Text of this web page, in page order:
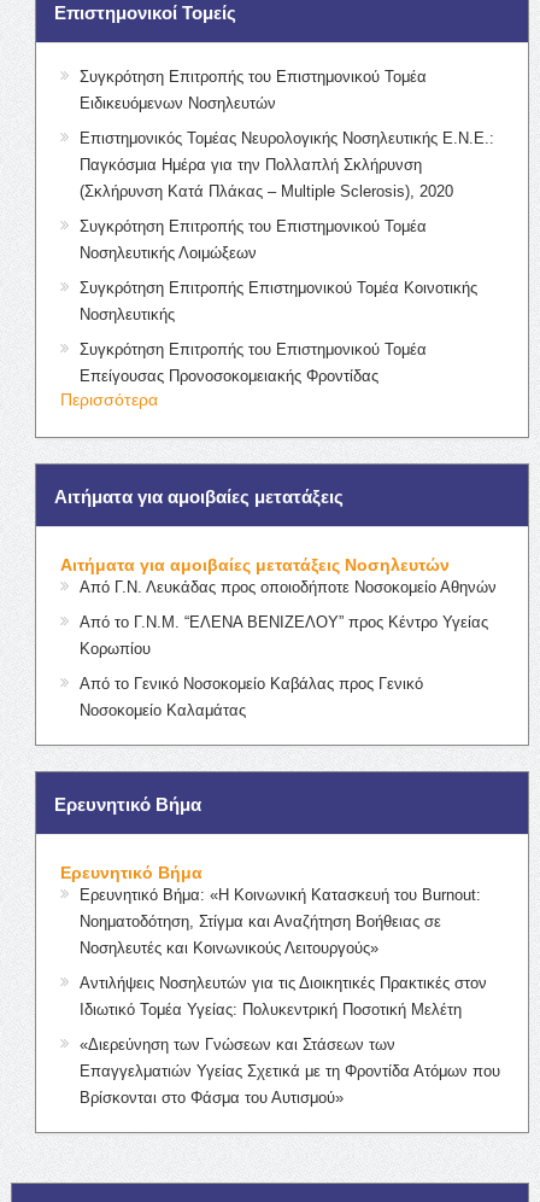
Επιστημονικοί Τομείς
Συγκρότηση Επιτροπής του Επιστημονικού Τομέα
Ειδικευόμενων Νοσηλευτών
Επιστημονικός Τομέας Νευρολογικής Νοσηλευτικής Ε.Ν.Ε.:
Παγκόσμια Ημέρα για την Πολλαπλή Σκλήρυνση
(Σκλήρυνση Κατά Πλάκας – Multiple Sclerosis), 2020
Συγκρότηση Επιτροπής του Επιστημονικού Τομέα
Νοσηλευτικής Λοιμώξεων
Συγκρότηση Επιτροπής Επιστημονικού Τομέα Κοινοτικής
Νοσηλευτικής
Συγκρότηση Επιτροπής του Επιστημονικού Τομέα
Επείγουσας Προνοσοκομειακής Φροντίδας
Περισσότερα
Αιτήματα για αμοιβαίες μετατάξεις
Αιτήματα για αμοιβαίες μετατάξεις Νοσηλευτών
Από Γ.Ν. Λευκάδας προς οποιοδήποτε Νοσοκομείο Αθηνών
Από το Γ.Ν.Μ. “ΕΛΕΝΑ ΒΕΝΙΖΕΛΟΥ” προς Κέντρο Υγείας
Κορωπίου
Από το Γενικό Νοσοκομείο Καβάλας προς Γενικό
Νοσοκομείο Καλαμάτας
Ερευνητικό Βήμα
Ερευνητικό Βήμα
Ερευνητικό Βήμα: «Η Κοινωνική Κατασκευή του Burnout:
Νοηματοδότηση, Στίγμα και Αναζήτηση Βοήθειας σε
Νοσηλευτές και Κοινωνικούς Λειτουργούς»
Αντιλήψεις Νοσηλευτών για τις Διοικητικές Πρακτικές στον
Ιδιωτικό Τομέα Υγείας: Πολυκεντρική Ποσοτική Μελέτη
«Διερεύνηση των Γνώσεων και Στάσεων των
Επαγγελματιών Υγείας Σχετικά με τη Φροντίδα Ατόμων που
Βρίσκονται στο Φάσμα του Αυτισμού»